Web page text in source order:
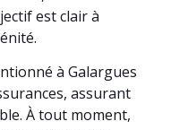
est clair à
à Galargues
assurant
À tout moment,